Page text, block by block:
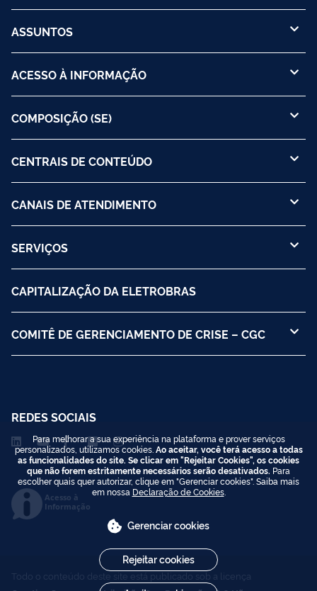
ASSUNTOS
ACESSO À INFORMAÇÃO
COMPOSIÇÃO (SE)
CENTRAIS DE CONTEÚDO
CANAIS DE ATENDIMENTO
SERVIÇOS
CAPITALIZAÇÃO DA ELETROBRAS
COMITÊ DE GERENCIAMENTO DE CRISE – CGC
REDES SOCIAIS
Acesso à
Informação
Todo o conteúdo deste site está publicado sob a licença
Para melhorar a sua experiência na plataforma e prover serviços
personalizados, utilizamos cookies. Ao aceitar, você terá acesso a todas
as funcionalidades do site. Se clicar em "Rejeitar Cookies", os cookies
que não forem estritamente necessários serão desativados. Para
escolher quais quer autorizar, clique em "Gerenciar cookies". Saiba mais
em nossa Declaração de Cookies.
Gerenciar cookies
Rejeitar cookies